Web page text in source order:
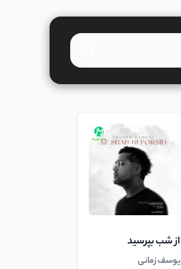
از شب بپرسید
یوسف زمانی